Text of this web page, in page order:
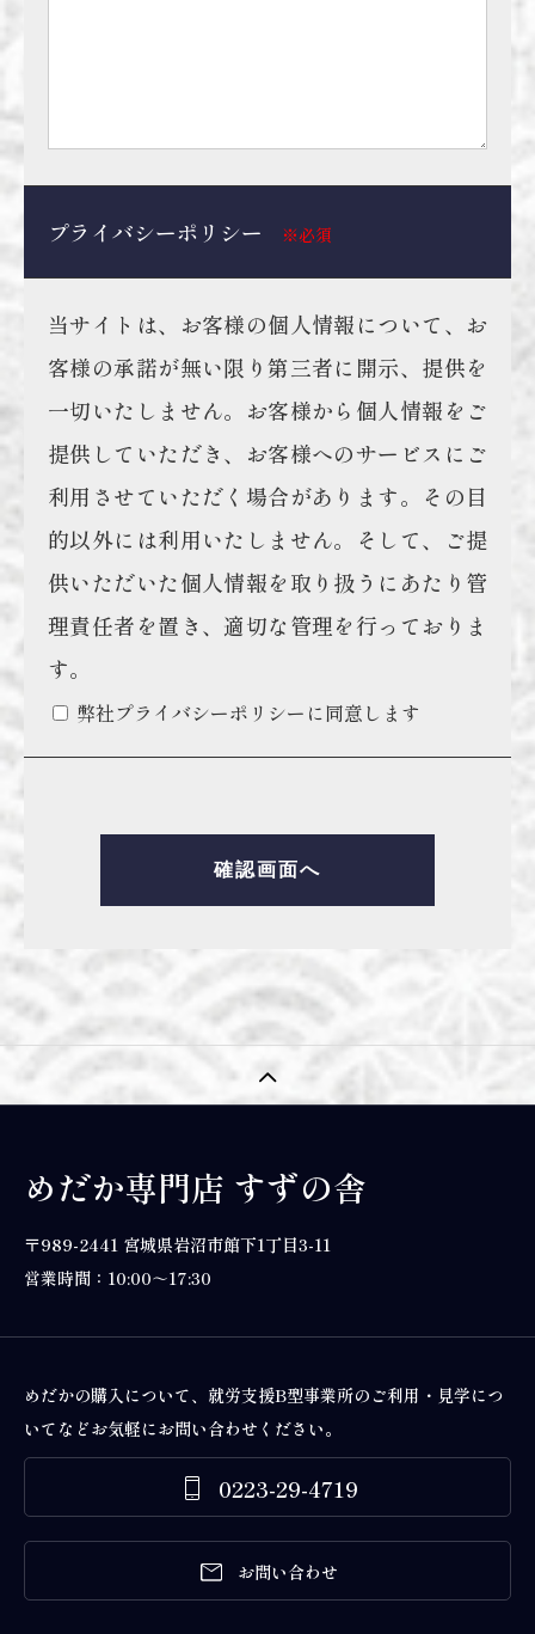
プライバシーポリシー ※必須
当サイトは、お客様の個人情報について、お
客様の承諾が無い限り第三者に開示、提供を
一切いたしません。お客様から個人情報をご
提供していただき、お客様へのサービスにご
利用させていただく場合があります。その目
的以外には利用いたしません。そして、ご提
供いただいた個人情報を取り扱うにあたり管
理責任者を置き、適切な管理を行っておりま
す。
弊社プライバシーポリシーに同意します
めだか専門店 すずの舎
〒989-2441 宮城県岩沼市館下1丁目3-11
営業時間：10:00～17:30
めだかの購入について、就労支援B型事業所のご利用・見学につ
いてなどお気軽にお問い合わせください。
 0223-29-4719
 お問い合わせ